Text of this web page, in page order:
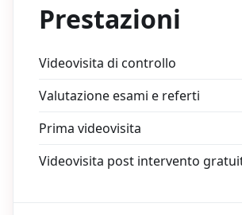
Prestazioni
Videovisita di controllo
Valutazione esami e referti
Prima videovisita
Videovisita post intervento